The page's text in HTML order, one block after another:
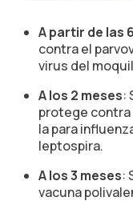
A partir de las
contra el
virus del
A los 2 meses:
protege contra
la para
leptospira.
A los 3 meses:
vacuna